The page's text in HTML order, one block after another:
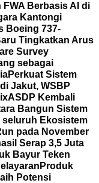
Berbasis AI di
Kantongi
Boeing 737-
Tingkatkan Arus
Survey
sebagai
Perkuat Sistem
Jakut, WSBP
ASDP Kembali
Bangun Sistem
seluruh Ekosistem
pada November
Serap 3,5 Juta
Bayur Teken
Produk
Potensi